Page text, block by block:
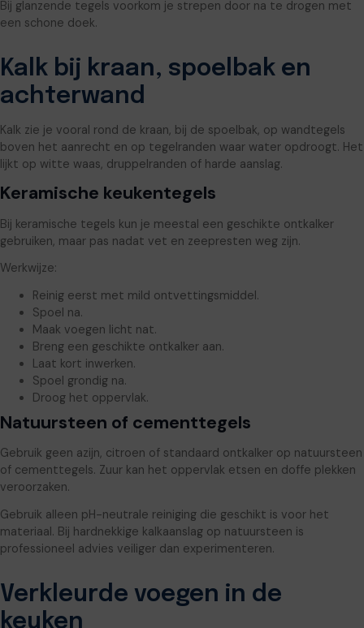
Bij glanzende tegels voorkom je strepen door na te drogen met
een schone doek.
Kalk bij kraan, spoelbak en
achterwand
Kalk zie je vooral rond de kraan, bij de spoelbak, op wandtegels
boven het aanrecht en op tegelranden waar water opdroogt. Het
lijkt op witte waas, druppelranden of harde aanslag.
Keramische keukentegels
Bij keramische tegels kun je meestal een geschikte ontkalker
gebruiken, maar pas nadat vet en zeepresten weg zijn.
Werkwijze:
Reinig eerst met mild ontvettingsmiddel.
Spoel na.
Maak voegen licht nat.
Breng een geschikte ontkalker aan.
Laat kort inwerken.
Spoel grondig na.
Droog het oppervlak.
Natuursteen of cementtegels
Gebruik geen azijn, citroen of standaard ontkalker op natuursteen
of cementtegels. Zuur kan het oppervlak etsen en doffe plekken
veroorzaken.
Gebruik alleen pH-neutrale reiniging die geschikt is voor het
materiaal. Bij hardnekkige kalkaanslag op natuursteen is
professioneel advies veiliger dan experimenteren.
Verkleurde voegen in de
keuken